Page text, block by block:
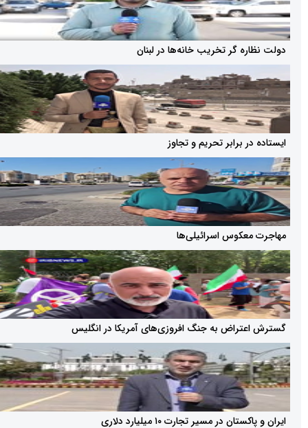
گر تخریب خانه‌ها در لبنان
برابر تحریم و تجاوز
اسرائیلی‌ها
به جنگ افروزی‌های آمریکا در انگلیس
در مسیر تجارت ۱۰ میلیارد دلاری